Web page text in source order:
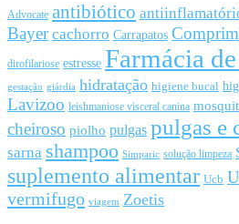
Advocate antibiótico
Bayer cachorro Carrapatos
dirofilariose estresse Farmácia
gestação giárdia hidratação higiene bucal
Lavizoo leishmaniose visceral canina
cheiroso piolho pulgas pulgas e
sarna shampoo Simparic solução limpeza
suplemento alimentar Ucb
vermifugo viagem Zoetis